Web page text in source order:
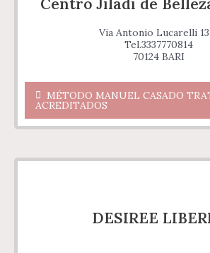
Centro Jiladi de
Via Antonio Lucarelli
Tel.3337770814
70124 BARI
MÉTODO MANUEL CASADO
ACREDITADOS
DESIREE